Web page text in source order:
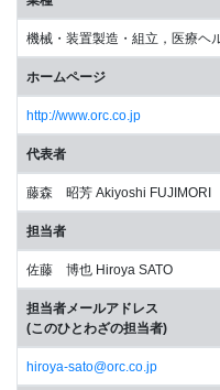
機械・装置製造・組立，医療ヘ
ホームページ
http://www.orc.co.jp
代表者
藤森 昭芳 Akiyoshi FUJIMORI
担当者
佐藤 博也 Hiroya SATO
担当者メールアドレス
(このひとわざの担当者)
hiroya-sato@orc.co.jp